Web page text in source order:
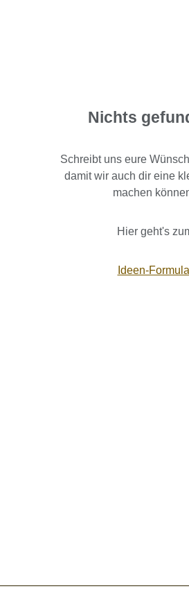
Nichts
Schreibt uns eure
damit wir auch dir eine
machen
Hier geht's
Ideen-